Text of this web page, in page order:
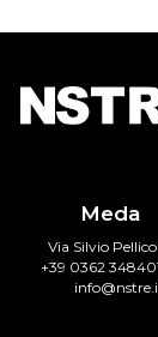
Meda
Via Silvio Pellico
+39 0362